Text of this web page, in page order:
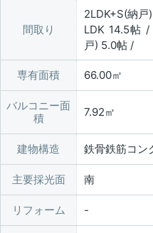
間取り
2LDK+S(納戸)
LDK 14.5帖
戸) 5.0帖 /
専有面積 66.00㎡
バルコニー面
積
7.92㎡
建物構造 鉄骨鉄筋コン
主要採光面 南
リフォーム